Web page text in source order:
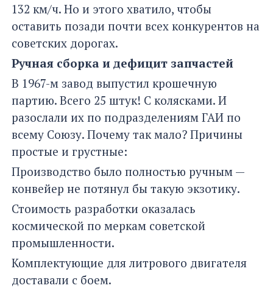
132 км/ч. Но и этого хватило, чтобы
оставить позади почти всех конкурентов на
советских дорогах.
Ручная сборка и дефицит запчастей
В 1967-м завод выпустил крошечную
партию. Всего 25 штук! С колясками. И
разослали их по подразделениям ГАИ по
всему Союзу. Почему так мало? Причины
простые и грустные:
Производство было полностью ручным —
конвейер не потянул бы такую экзотику.
Стоимость разработки оказалась
космической по меркам советской
промышленности.
Комплектующие для литрового двигателя
доставали с боем.